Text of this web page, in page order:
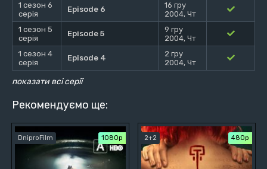
1 сезон 6
серія
Episode 6
16 гру
2004, Чт
1 сезон 5
серія
Episode 5
9 гру
2004, Чт
1 сезон 4
серія
Episode 4
2 гру
2004, Чт
показати всі серії
Рекомендуємо ще:
DniproFilm 1080p 2+2 480р